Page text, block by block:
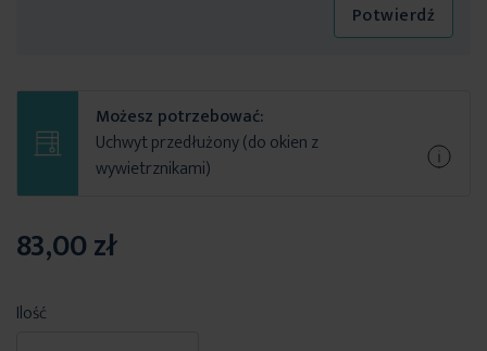
Potwierdź
Możesz potrzebować:
Uchwyt przedłużony (do okien z
wywietrznikami)
83,00 zł
Ilość